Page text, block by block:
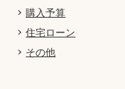
購入予算
住宅ローン
その他